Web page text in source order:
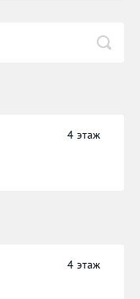
4 этаж
4 этаж